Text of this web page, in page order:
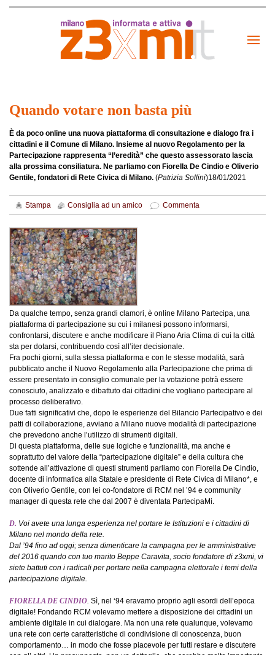
Quando votare non basta più
È da poco online una nuova piattaforma di consultazione e dialogo fra i
cittadini e il Comune di Milano. Insieme al nuovo Regolamento per la
Partecipazione rappresenta “l’eredità” che questo assessorato lascia
alla prossima consiliatura. Ne parliamo con Fiorella De Cindio e Oliverio
Gentile, fondatori di Rete Civica di Milano. (Patrizia Sollini)18/01/2021
Stampa Consiglia ad un amico Commenta
Da qualche tempo, senza grandi clamori, è online Milano Partecipa, una
piattaforma di partecipazione su cui i milanesi possono informarsi,
confrontarsi, discutere e anche modificare il Piano Aria Clima di cui la città
sta per dotarsi, contribuendo così all’iter decisionale.
Fra pochi giorni, sulla stessa piattaforma e con le stesse modalità, sarà
pubblicato anche il Nuovo Regolamento alla Partecipazione che prima di
essere presentato in consiglio comunale per la votazione potrà essere
conosciuto, analizzato e dibattuto dai cittadini che vogliano partecipare al
processo deliberativo.
Due fatti significativi che, dopo le esperienze del Bilancio Partecipativo e dei
patti di collaborazione, avviano a Milano nuove modalità di partecipazione
che prevedono anche l’utilizzo di strumenti digitali.
Di questa piattaforma, delle sue logiche e funzionalità, ma anche e
soprattutto del valore della “partecipazione digitale” e della cultura che
sottende all’attivazione di questi strumenti parliamo con Fiorella De Cindio,
docente di informatica alla Statale e presidente di Rete Civica di Milano*, e
con Oliverio Gentile, con lei co-fondatore di RCM nel ’94 e community
manager di questa rete che dal 2007 è diventata PartecipaMi.
D. Voi avete una lunga esperienza nel portare le Istituzioni e i cittadini di
Milano nel mondo della rete.
Dal ’94 fino ad oggi; senza dimenticare la campagna per le amministrative
del 2016 quando con tuo marito Beppe Caravita, socio fondatore di z3xmi, vi
siete battuti con i radicali per portare nella campagna elettorale i temi della
partecipazione digitale.
FIORELLA DE CINDIO. Sì, nel ‘94 eravamo proprio agli esordi dell’epoca
digitale! Fondando RCM volevamo mettere a disposizione dei cittadini un
ambiente digitale in cui dialogare. Ma non una rete qualunque, volevamo
una rete con certe caratteristiche di condivisione di conoscenza, buon
comportamento… in modo che fosse piacevole per tutti restare e discutere